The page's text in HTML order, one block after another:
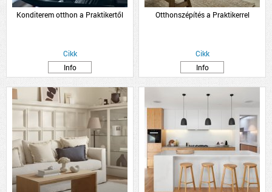
Konditerem otthon a Praktikertől
Cikk
Info
Otthonszépítés a Praktikerrel
Cikk
Info